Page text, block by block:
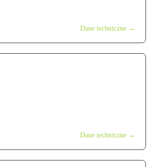
Dane techniczne →
Dane techniczne →